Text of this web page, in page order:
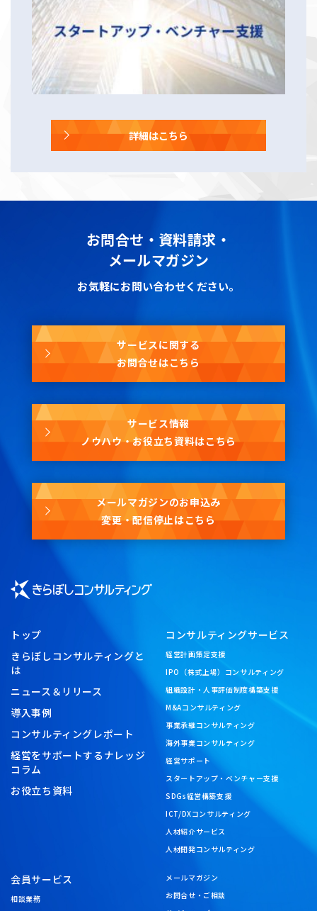
詳細はこちら
お問合せ・資料請求・
メールマガジン
お気軽にお問い合わせください。
サービスに関する
お問合せはこちら
サービス情報
ノウハウ・お役立ち資料はこちら
メールマガジンのお申込み
変更・配信停止はこちら
トップ
きらぼしコンサルティングと
は
ニュース＆リリース
導入事例
コンサルティングレポート
経営をサポートするナレッジ
コラム
お役立ち資料
コンサルティングサービス
経営計画策定支援
IPO（株式上場）コンサルティング
組織設計・人事評価制度構築支援
M&Aコンサルティング
事業承継コンサルティング
海外事業コンサルティング
経営サポート
スタートアップ・ベンチャー支援
SDGs経営構築支援
ICT/DXコンサルティング
人材紹介サービス
人材開発コンサルティング
会員サービス
相談業務
メールマガジン
お問合せ・ご相談